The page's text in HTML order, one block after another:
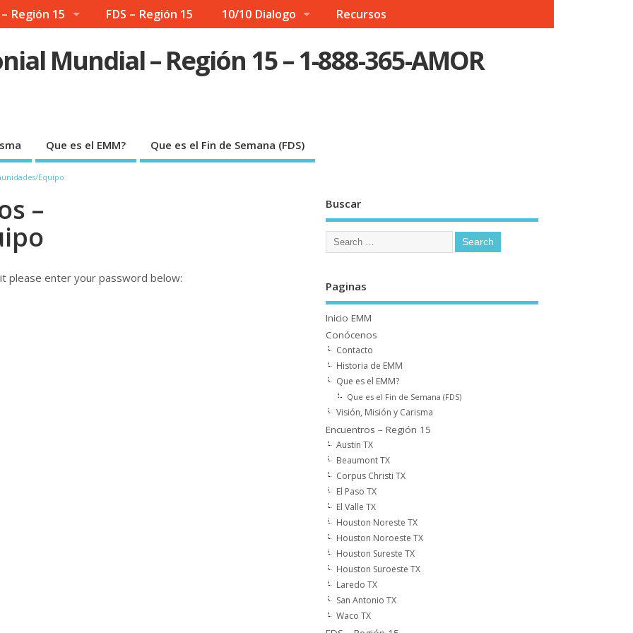
Región 15 FDS – Región 15 10/10 Dialogo Recursos
Mundial – Región 15 – 1-888-365-AMOR
Que es el EMM? Que es el Fin de Semana (FDS)
Equipo
–
please enter your password below:
Buscar
Paginas
Inicio EMM
Conócenos
Contacto
Historia de EMM
Que es el EMM?
Que es el Fin de Semana (FDS)
Visión, Misión y Carisma
Encuentros – Región 15
Austin TX
Beaumont TX
Corpus Christi TX
El Paso TX
El Valle TX
Houston Noreste TX
Houston Noroeste TX
Houston Sureste TX
Houston Suroeste TX
Laredo TX
San Antonio TX
Waco TX